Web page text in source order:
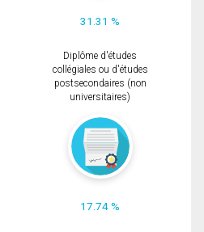
31.31 %
Diplôme d'études
collégiales ou d'études
postsecondaires (non
universitaires)
17.74 %